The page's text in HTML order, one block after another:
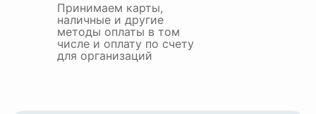
Принимаем карты,
наличные и другие
методы оплаты в том
числе и оплату по счету
для организаций